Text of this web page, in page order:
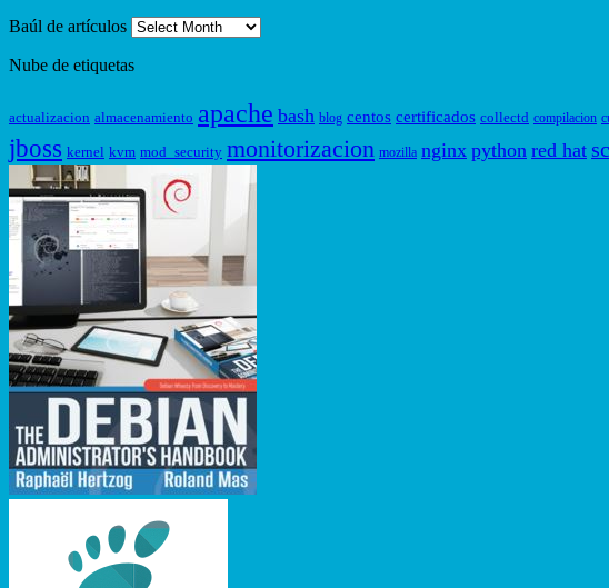
Baúl de artículos
Nube de etiquetas
actualizacion almacenamiento apache bash blog centos certificados collectd compilacion
jboss kernel kvm mod_security monitorizacion mozilla nginx python red hat